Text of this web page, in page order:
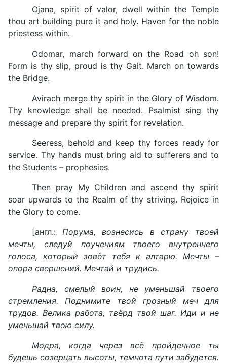
Ojana, spirit of valor, dwell within the Temple
thou art building pure it and holy. Haven for the noble
priestess within.
Odomar, march forward on the Road oh son!
Form is thy slip, proud is thy Gait. March on towards
the Bridge.
Avirach merge thy spirit in the Glory of Wisdom.
Thy knowledge shall be needed. Psalmist sing thy
message and prepare thy spirit for revelation.
Seeress, behold and keep thy forces ready for
service. Thy hands must bring aid to sufferers and to
the Students – prophesies.
Then pray My Children and ascend thy spirit
soar upwards to the Realm of thy striving. Rejoice in
the Glory to come.
[англ.: Порума, вознесись в страну твоей
мечты, следуй поучениям твоего внутреннего
голоса, который зовёт тебя к алтарю. Мечты –
опора свершений. Мечтай и трудись.
Радна, смелый воин, не уменьшай твоего
стремления. Поднимите твой грозный меч для
трудов. Велика работа, твёрд твой шаг. Иди и не
уменьшай твою силу.
Модра, когда через всё пройденное ты
будешь созерцать высоты, темнота пути забудется.